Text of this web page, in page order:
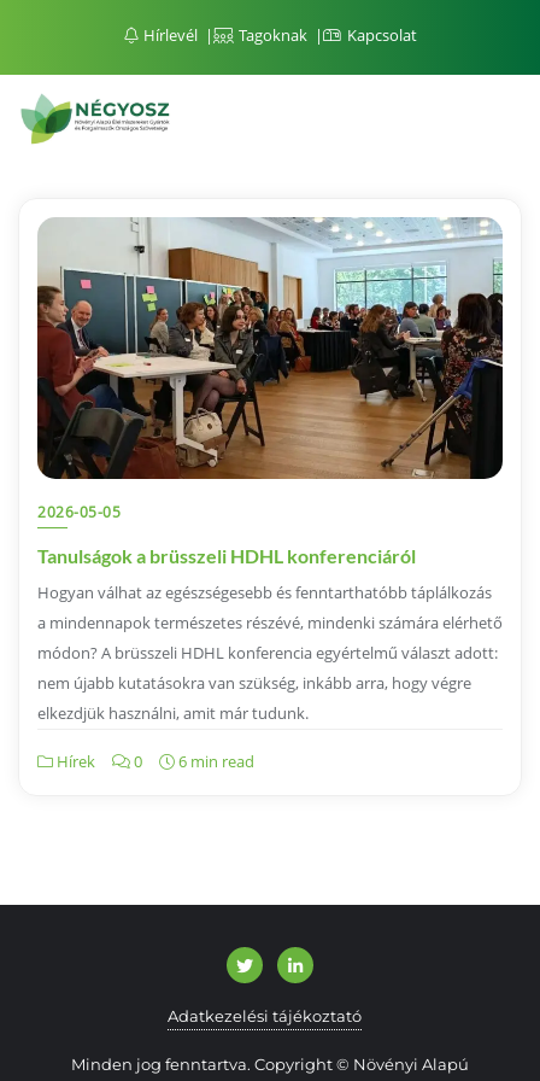
Hírlevél Tagoknak Kapcsolat
2026-05-05
Tanulságok a brüsszeli HDHL konferenciáról
Hogyan válhat az egészségesebb és fenntarthatóbb táplálkozás
a mindennapok természetes részévé, mindenki számára elérhető
módon? A brüsszeli HDHL konferencia egyértelmű választ adott:
nem újabb kutatásokra van szükség, inkább arra, hogy végre
elkezdjük használni, amit már tudunk.
Hírek 0 6 min read
Adatkezelési tájékoztató
Minden jog fenntartva. Copyright © Növényi Alapú